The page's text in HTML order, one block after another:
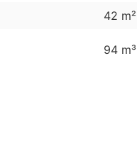
42 m²
94 m³